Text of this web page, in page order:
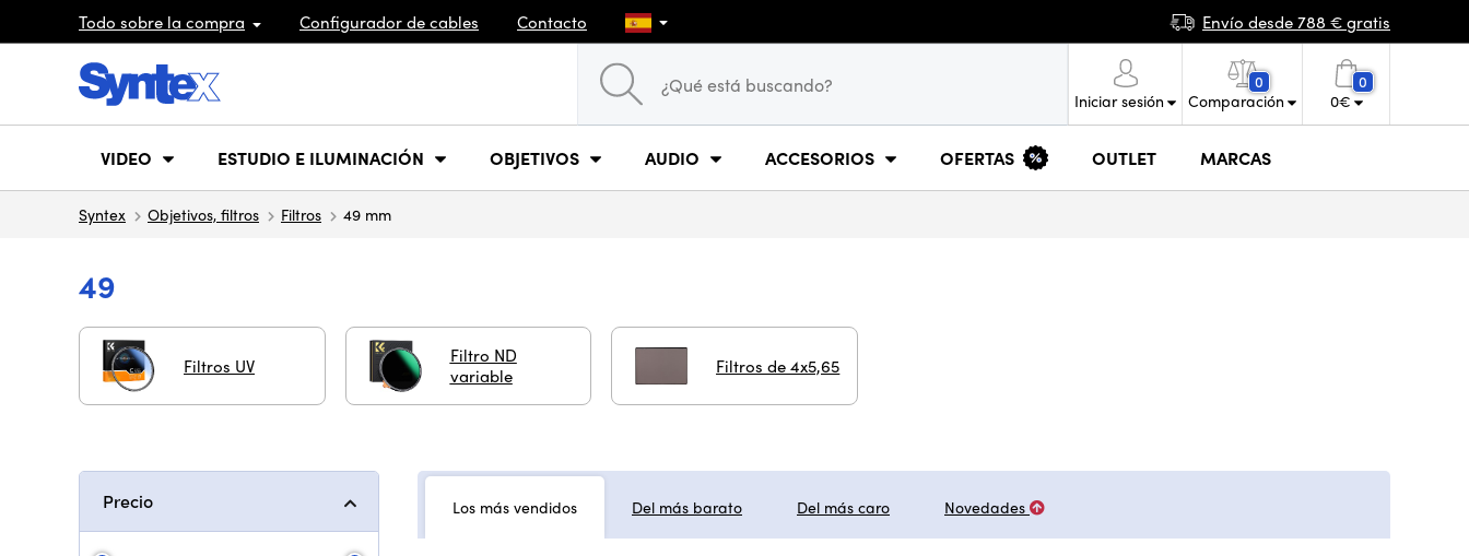
Todo sobre la compra Configurador de cables Contacto Envío desde 788 € gratis
Iniciar sesión
0
Comparación
0
0€
VIDEO ESTUDIO E ILUMINACIÓN OBJETIVOS AUDIO ACCESORIOS OFERTAS OUTLET MARCAS
Syntex Objetivos, filtros Filtros 49 mm
49
Filtros UV
Filtro ND
variable
Filtros de 4x5,65
Precio Los más vendidos Del más barato Del más caro Novedades